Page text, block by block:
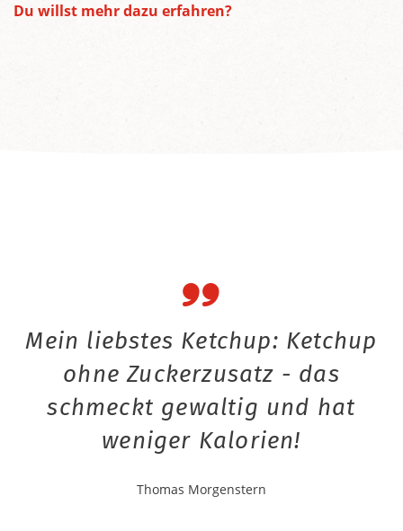
Du willst mehr dazu erfahren?
Mein liebstes Ketchup: Ketchup
ohne Zuckerzusatz - das
schmeckt gewaltig und hat
weniger Kalorien!
Thomas Morgenstern